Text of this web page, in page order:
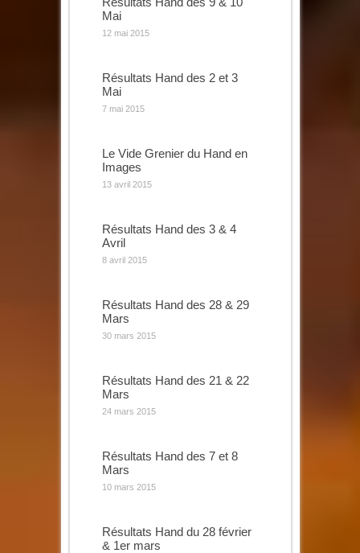
Mai
12 mai 2015
Résultats Hand des 2 et 3
Mai
7 mai 2015
Le Vide Grenier du Hand en
Images
13 avril 2015
Résultats Hand des 3 & 4
Avril
8 avril 2015
Résultats Hand des 28 & 29
Mars
30 mars 2015
Résultats Hand des 21 & 22
Mars
24 mars 2015
Résultats Hand des 7 et 8
Mars
10 mars 2015
Résultats Hand du 28 février
& 1er mars